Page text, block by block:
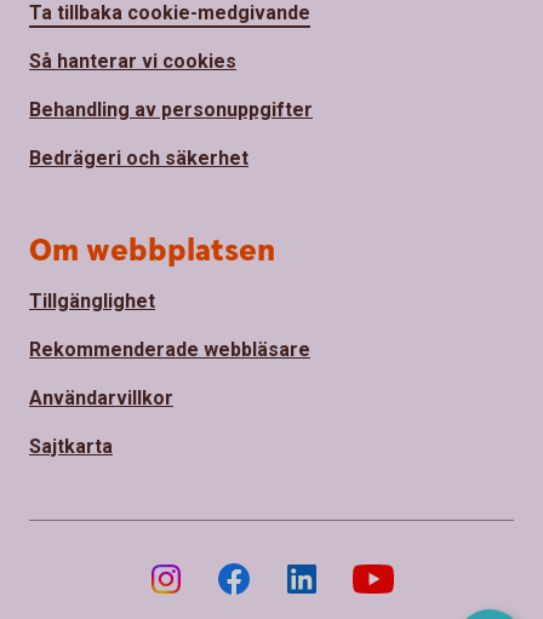
Ta tillbaka cookie-medgivande
Så hanterar vi cookies
Behandling av personuppgifter
Bedrägeri och säkerhet
Om webbplatsen
Tillgänglighet
Rekommenderade webbläsare
Användarvillkor
Sajtkarta